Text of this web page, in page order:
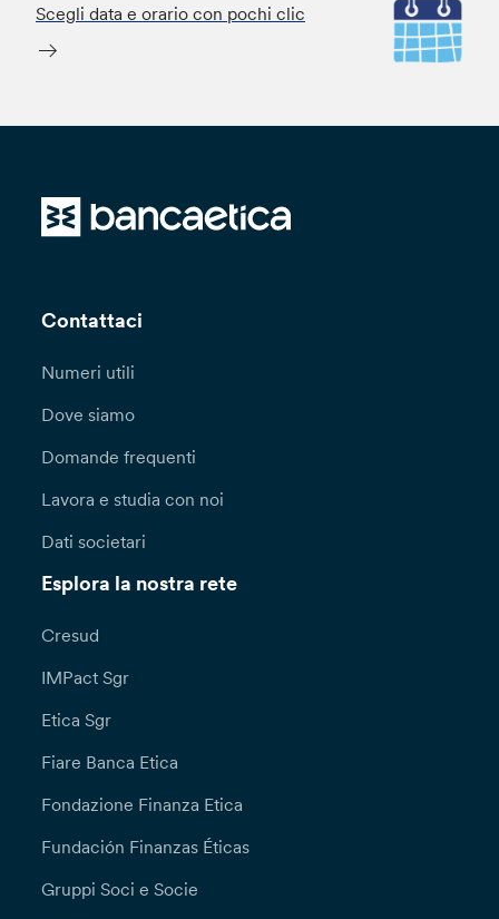
Scegli data e orario con pochi clic
Contattaci
Numeri utili
Dove siamo
Domande frequenti
Lavora e studia con noi
Dati societari
Esplora la nostra rete
Cresud
IMPact Sgr
Etica Sgr
Fiare Banca Etica
Fondazione Finanza Etica
Fundación Finanzas Éticas
Gruppi Soci e Socie